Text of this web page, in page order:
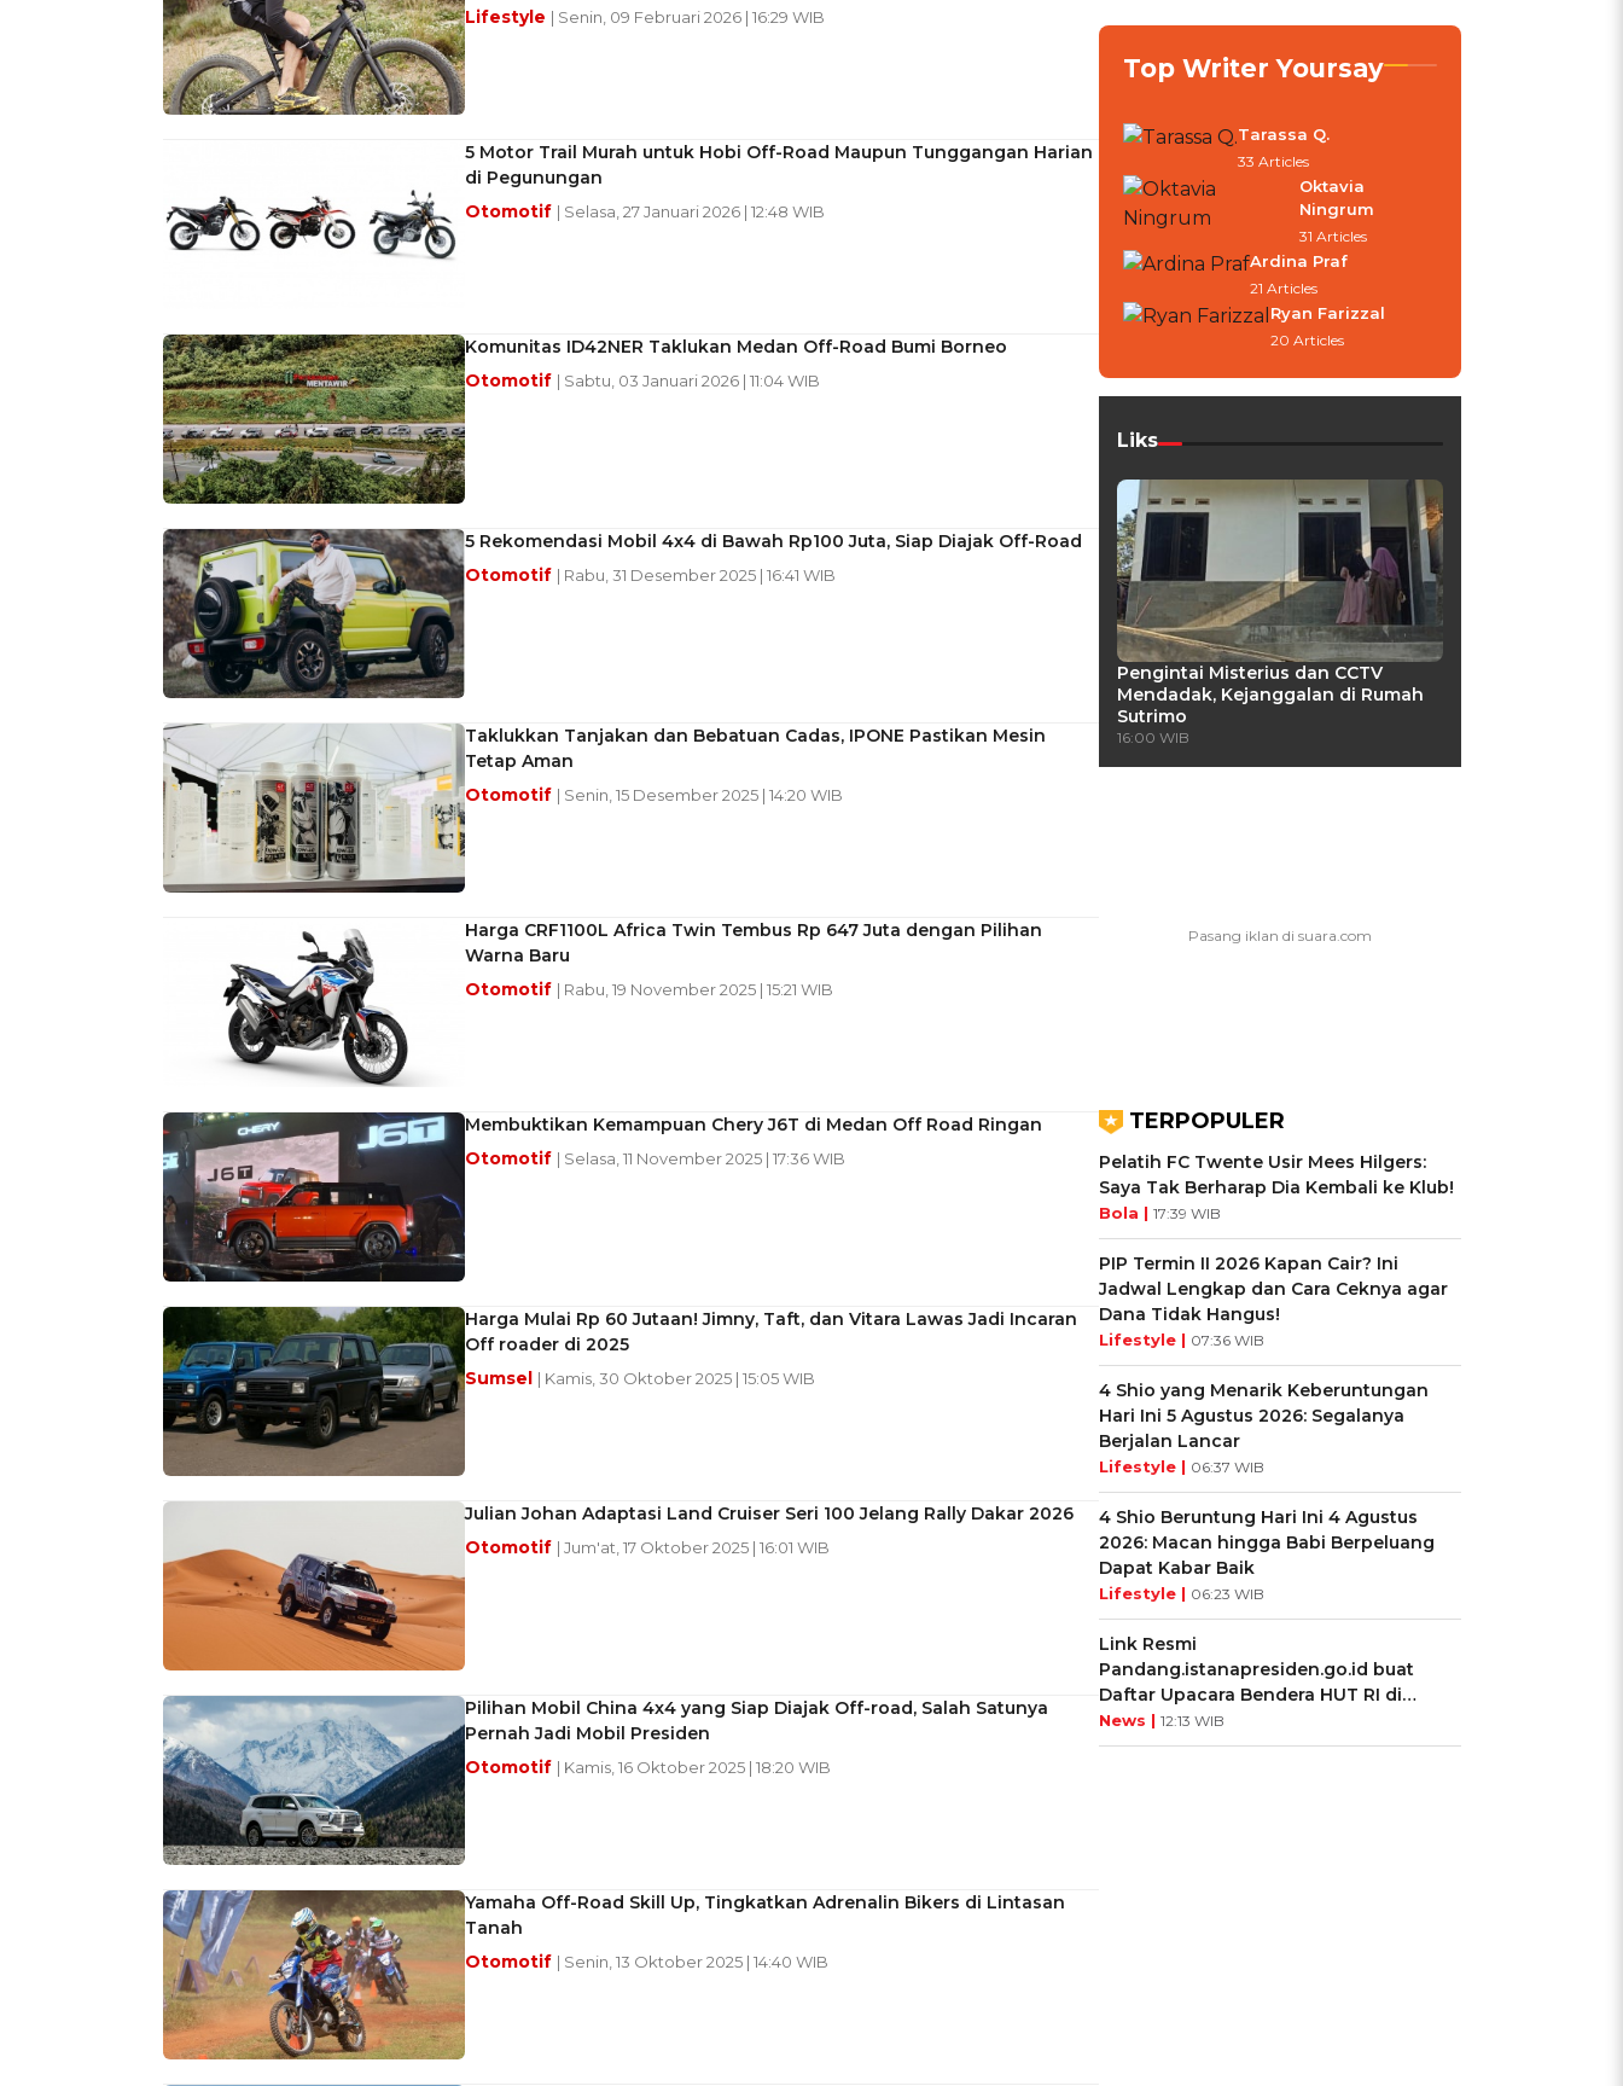
Lifestyle | Senin, 09 Februari 2026 | 16:29 WIB
5 Motor Trail Murah untuk Hobi Off-Road Maupun Tunggangan Harian
di Pegunungan
Otomotif | Selasa, 27 Januari 2026 | 12:48 WIB
Komunitas ID42NER Taklukan Medan Off-Road Bumi Borneo
Otomotif | Sabtu, 03 Januari 2026 | 11:04 WIB
5 Rekomendasi Mobil 4x4 di Bawah Rp100 Juta, Siap Diajak Off-Road
Otomotif | Rabu, 31 Desember 2025 | 16:41 WIB
Taklukkan Tanjakan dan Bebatuan Cadas, IPONE Pastikan Mesin
Tetap Aman
Otomotif | Senin, 15 Desember 2025 | 14:20 WIB
Harga CRF1100L Africa Twin Tembus Rp 647 Juta dengan Pilihan
Warna Baru
Otomotif | Rabu, 19 November 2025 | 15:21 WIB
Membuktikan Kemampuan Chery J6T di Medan Off Road Ringan
Otomotif | Selasa, 11 November 2025 | 17:36 WIB
Harga Mulai Rp 60 Jutaan! Jimny, Taft, dan Vitara Lawas Jadi Incaran
Off roader di 2025
Sumsel | Kamis, 30 Oktober 2025 | 15:05 WIB
Julian Johan Adaptasi Land Cruiser Seri 100 Jelang Rally Dakar 2026
Otomotif | Jum'at, 17 Oktober 2025 | 16:01 WIB
Pilihan Mobil China 4x4 yang Siap Diajak Off-road, Salah Satunya
Pernah Jadi Mobil Presiden
Otomotif | Kamis, 16 Oktober 2025 | 18:20 WIB
Yamaha Off-Road Skill Up, Tingkatkan Adrenalin Bikers di Lintasan
Tanah
Otomotif | Senin, 13 Oktober 2025 | 14:40 WIB
Top Writer Yoursay
Tarassa Q.
33 Articles
Oktavia
Ningrum
31 Articles
Ardina Praf
21 Articles
Ryan Farizzal
20 Articles
Liks
Pengintai Misterius dan CCTV
Mendadak, Kejanggalan di Rumah
Sutrimo
16:00 WIB
TERPOPULER
Pelatih FC Twente Usir Mees Hilgers:
Saya Tak Berharap Dia Kembali ke Klub!
Bola | 17:39 WIB
PIP Termin II 2026 Kapan Cair? Ini
Jadwal Lengkap dan Cara Ceknya agar
Dana Tidak Hangus!
Lifestyle | 07:36 WIB
4 Shio yang Menarik Keberuntungan
Hari Ini 5 Agustus 2026: Segalanya
Berjalan Lancar
Lifestyle | 06:37 WIB
4 Shio Beruntung Hari Ini 4 Agustus
2026: Macan hingga Babi Berpeluang
Dapat Kabar Baik
Lifestyle | 06:23 WIB
Link Resmi
Pandang.istanapresiden.go.id buat
Daftar Upacara Bendera HUT RI di
Istana Negara
News | 12:13 WIB